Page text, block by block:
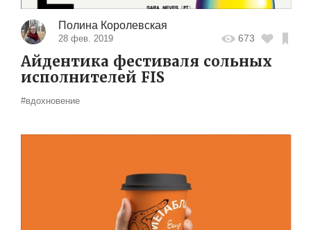
Полина Королевская
28 фев. 2019 673
Айдентика фестиваля сольных
исполнителей FIS
#вдохновение